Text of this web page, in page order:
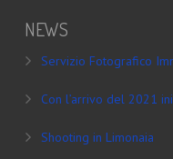
PROFESSIONISTA
NEWS
Servizio Fotografico
Con l’arrivo del 2021
Shooting in Limonaia